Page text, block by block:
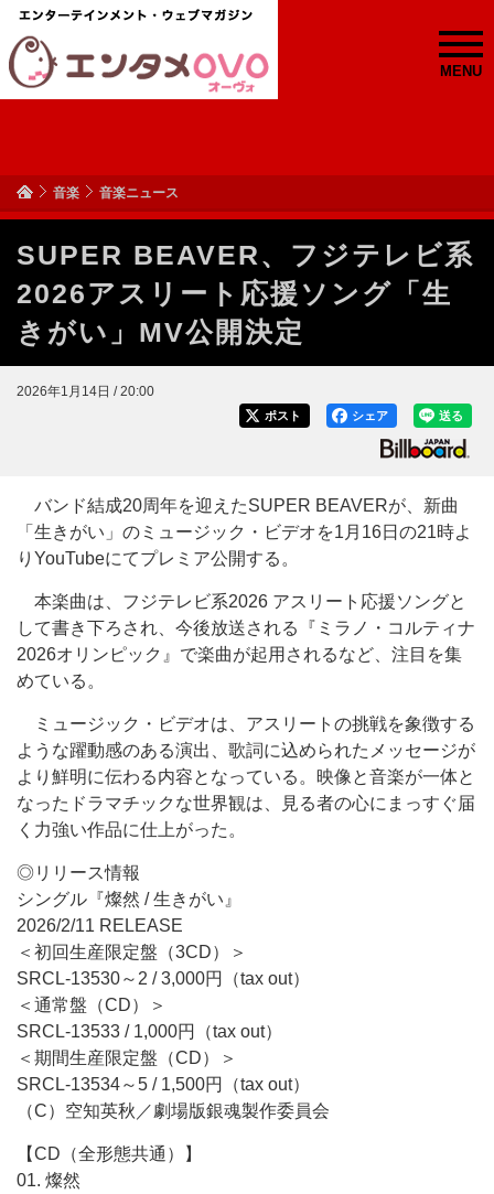
MENU
音楽 音楽ニュース
SUPER BEAVER、フジテレビ系
2026アスリート応援ソング「生
きがい」MV公開決定
2026年1月14日 / 20:00
送る
シェア
ポスト
バンド結成20周年を迎えたSUPER BEAVERが、新曲
「生きがい」のミュージック・ビデオを1月16日の21時よ
りYouTubeにてプレミア公開する。
本楽曲は、フジテレビ系2026 アスリート応援ソングと
して書き下ろされ、今後放送される『ミラノ・コルティナ
2026オリンピック』で楽曲が起用されるなど、注目を集
めている。
ミュージック・ビデオは、アスリートの挑戦を象徴する
ような躍動感のある演出、歌詞に込められたメッセージが
より鮮明に伝わる内容となっている。映像と音楽が一体と
なったドラマチックな世界観は、見る者の心にまっすぐ届
く力強い作品に仕上がった。
◎リリース情報
シングル『燦然 / 生きがい』
2026/2/11 RELEASE
＜初回生産限定盤（3CD）＞
SRCL-13530～2 / 3,000円（tax out）
＜通常盤（CD）＞
SRCL-13533 / 1,000円（tax out）
＜期間生産限定盤（CD）＞
SRCL-13534～5 / 1,500円（tax out）
（C）空知英秋／劇場版銀魂製作委員会
【CD（全形態共通）】
01. 燦然